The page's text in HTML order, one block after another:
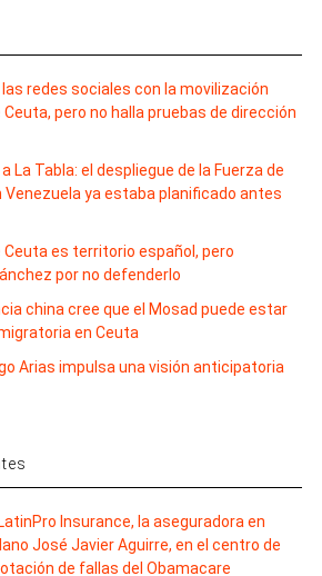
redes sociales con la movilización
pero no halla pruebas de dirección
La Tabla: el despliegue de la Fuerza de
Venezuela ya estaba planificado antes
Ceuta es territorio español, pero
por no defenderlo
china cree que el Mosad puede estar
en Ceuta
Arias impulsa una visión anticipatoria
LatinPro Insurance, la aseguradora en
José Javier Aguirre, en el centro de
de fallas del Obamacare